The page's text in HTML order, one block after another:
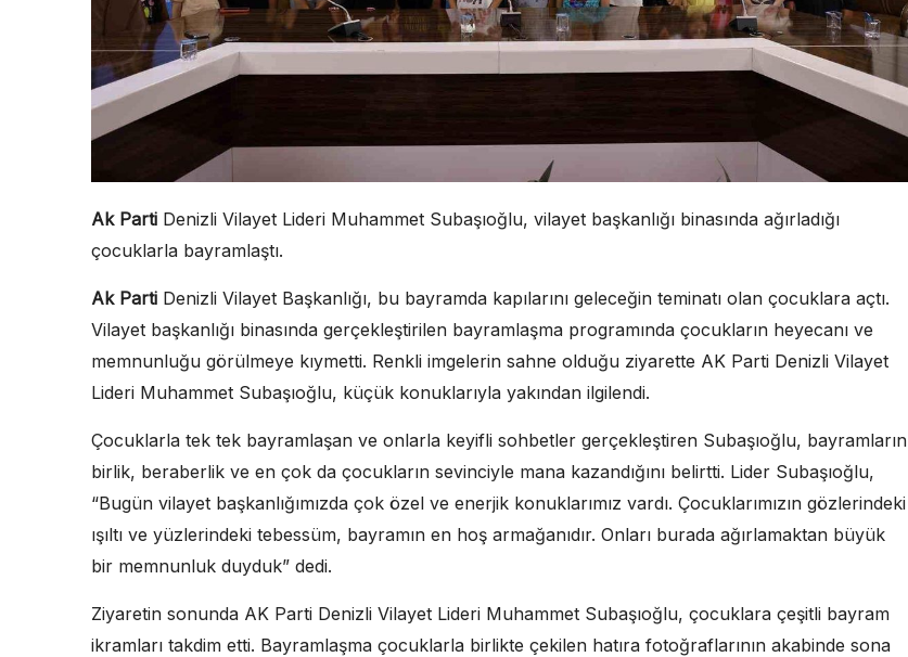
Ak Parti Denizli Vilayet Lideri Muhammet Subaşıoğlu, vilayet başkanlığı binasında ağırladığı
çocuklarla bayramlaştı.
Ak Parti Denizli Vilayet Başkanlığı, bu bayramda kapılarını geleceğin teminatı olan çocuklara açtı.
Vilayet başkanlığı binasında gerçekleştirilen bayramlaşma programında çocukların heyecanı ve
memnunluğu görülmeye kıymetti. Renkli imgelerin sahne olduğu ziyarette AK Parti Denizli Vilayet
Lideri Muhammet Subaşıoğlu, küçük konuklarıyla yakından ilgilendi.
Çocuklarla tek tek bayramlaşan ve onlarla keyifli sohbetler gerçekleştiren Subaşıoğlu, bayramların
birlik, beraberlik ve en çok da çocukların sevinciyle mana kazandığını belirtti. Lider Subaşıoğlu,
“Bugün vilayet başkanlığımızda çok özel ve enerjik konuklarımız vardı. Çocuklarımızın gözlerindeki
ışıltı ve yüzlerindeki tebessüm, bayramın en hoş armağanıdır. Onları burada ağırlamaktan büyük
bir memnunluk duyduk” dedi.
Ziyaretin sonunda AK Parti Denizli Vilayet Lideri Muhammet Subaşıoğlu, çocuklara çeşitli bayram
ikramları takdim etti. Bayramlaşma çocuklarla birlikte çekilen hatıra fotoğraflarının akabinde sona